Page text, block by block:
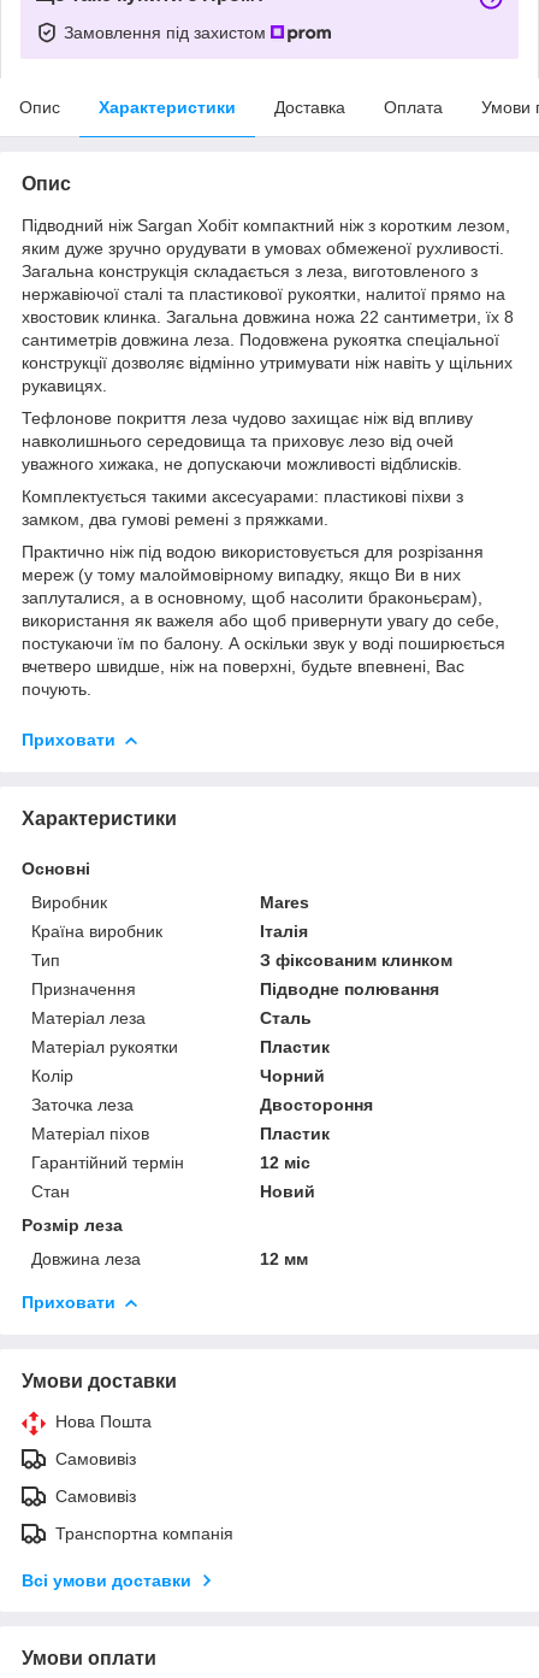
Замовлення під захистом
Опис Характеристики Доставка Оплата Умови
Опис
Підводний ніж Sargan Хобіт компактний ніж з коротким лезом,
яким дуже зручно орудувати в умовах обмеженої рухливості.
Загальна конструкція складається з леза, виготовленого з
нержавіючої сталі та пластикової рукоятки, налитої прямо на
хвостовик клинка. Загальна довжина ножа 22 сантиметри, їх 8
сантиметрів довжина леза. Подовжена рукоятка спеціальної
конструкції дозволяє відмінно утримувати ніж навіть у щільних
рукавицях.
Тефлонове покриття леза чудово захищає ніж від впливу
навколишнього середовища та приховує лезо від очей
уважного хижака, не допускаючи можливості відблисків.
Комплектується такими аксесуарами: пластикові піхви з
замком, два гумові ремені з пряжками.
Практично ніж під водою використовується для розрізання
мереж (у тому малоймовірному випадку, якщо Ви в них
заплуталися, а в основному, щоб насолити браконьєрам),
використання як важеля або щоб привернути увагу до себе,
постукаючи їм по балону. А оскільки звук у воді поширюється
вчетверо швидше, ніж на поверхні, будьте впевнені, Вас
почують.
Приховати
Характеристики
Основні
Виробник
Mares
Країна виробник
Італія
Тип
З фіксованим клинком
Призначення
Підводне полювання
Матеріал леза
Сталь
Матеріал рукоятки
Пластик
Колір
Чорний
Заточка леза
Двостороння
Матеріал піхов
Пластик
Гарантійний термін
12 міс
Стан
Новий
Розмір леза
Довжина леза
12 мм
Приховати
Умови доставки
Нова Пошта
Самовивіз
Самовивіз
Транспортна компанія
Всі умови доставки
Умови оплати